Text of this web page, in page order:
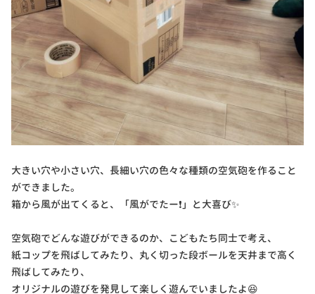
大きい穴や小さい穴、長細い穴の色々な種類の空気砲を作ること
ができました。
箱から風が出てくると、「風がでたー❗」と大喜び✨
空気砲でどんな遊びができるのか、こどもたち同士で考え、
紙コップを飛ばしてみたり、丸く切った段ボールを天井まで高く
飛ばしてみたり、
オリジナルの遊びを発見して楽しく遊んでいましたよ😆